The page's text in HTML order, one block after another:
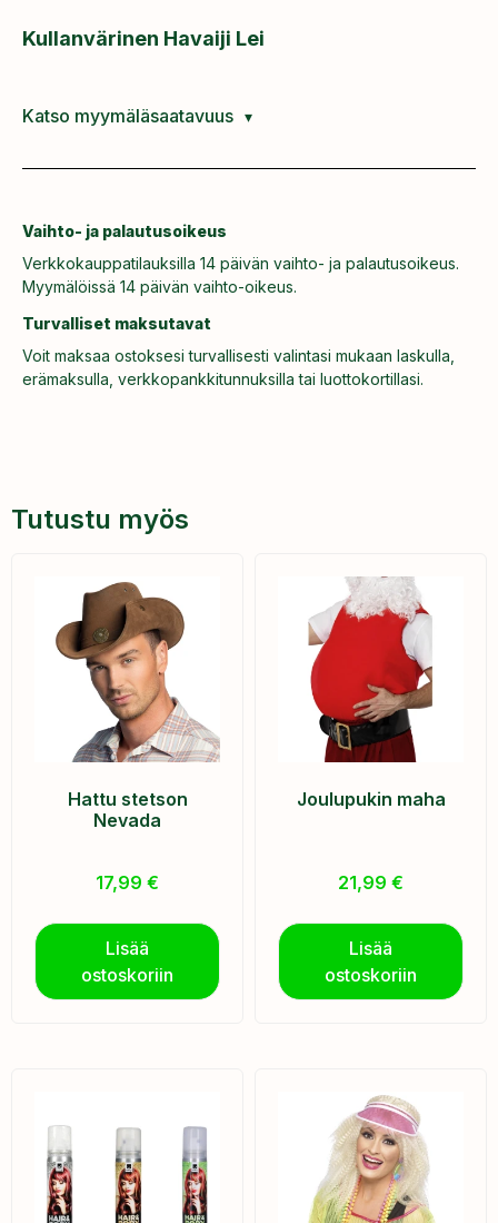
Kullanvärinen Havaiji Lei
Katso myymäläsaatavuus
Vaihto- ja palautusoikeus
Verkkokauppatilauksilla 14 päivän vaihto- ja palautusoikeus.
Myymälöissä 14 päivän vaihto-oikeus.
Turvalliset maksutavat
Voit maksaa ostoksesi turvallisesti valintasi mukaan laskulla,
erämaksulla, verkkopankkitunnuksilla tai luottokortillasi.
Tutustu myös
Hattu stetson
Nevada
17,99 €
Lisää
ostoskoriin
Joulupukin maha
21,99 €
Lisää
ostoskoriin